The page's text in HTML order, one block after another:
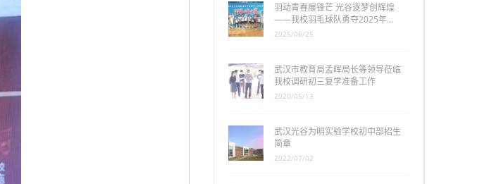
羽动青春展锋芒 光谷逐梦创辉煌
——我校羽毛球队勇夺2025年…
2025/06/25
武汉市教育局孟晖局长等领导莅临
我校调研初三复学准备工作
2020/05/13
武汉光谷为明实验学校初中部招生
简章
2022/07/02